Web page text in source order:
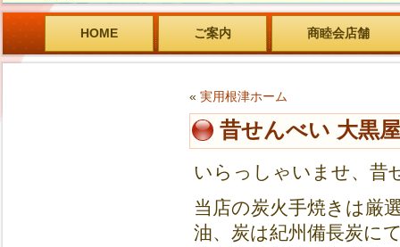
HOME ご案内 商睦会店舗
« 実用根津ホーム
昔せんべい 大黒屋
いらっしゃいませ、昔
当店の炭火手焼きは厳
油、炭は紀州備長炭に